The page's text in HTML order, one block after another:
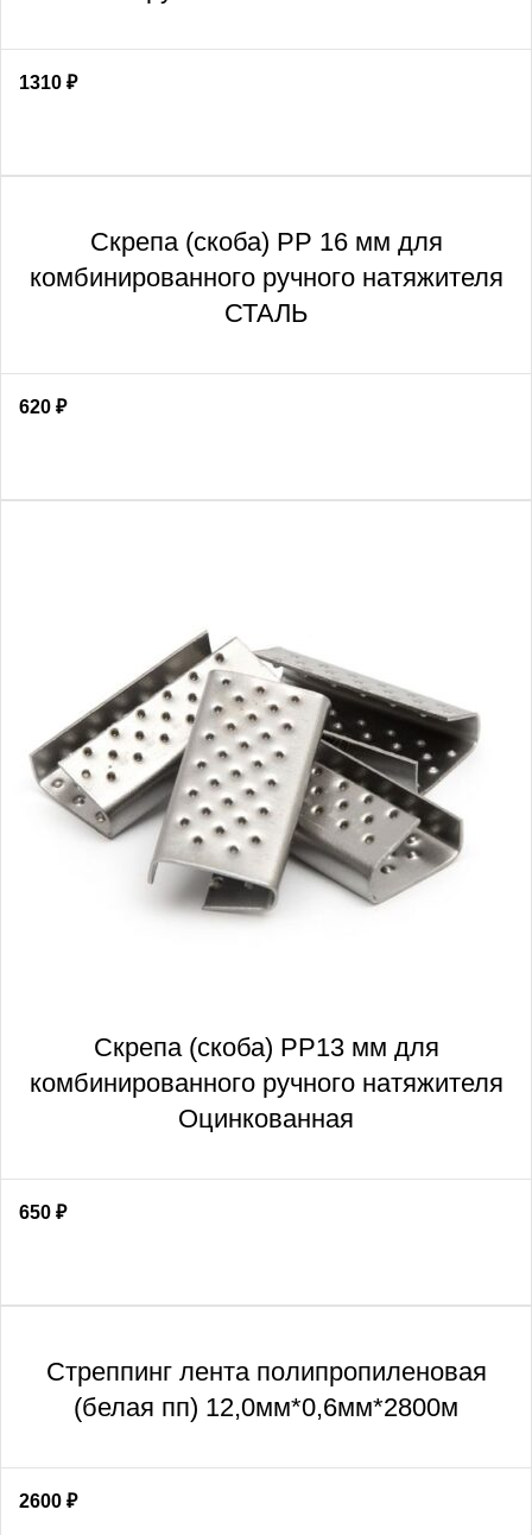
1310 ₽
Скрепа (скоба) PP 16 мм для
комбинированного ручного натяжителя
СТАЛЬ
620 ₽
Скрепа (скоба) PP13 мм для
комбинированного ручного натяжителя
Оцинкованная
650 ₽
Стреппинг лента полипропиленовая
(белая пп) 12,0мм*0,6мм*2800м
2600 ₽